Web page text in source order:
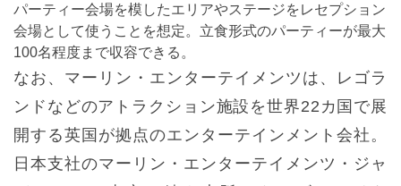
パーティー会場を模したエリアやステージをレセプション
会場として使うことを想定。立食形式のパーティーが最大
100名程度まで収容できる。
なお、マーリン・エンターテイメンツは、レゴラ
ンドなどのアトラクション施設を世界22カ国で展
開する英国が拠点のエンターテインメント会社。
日本支社のマーリン・エンターテイメンツ・ジャ